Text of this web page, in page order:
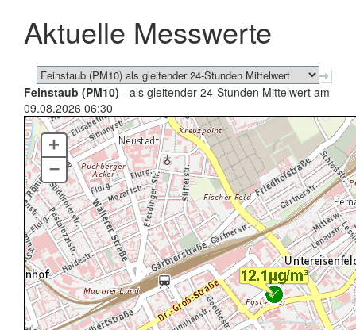
schließen
Aktuelle Messwerte
Feinstaub (PM10) - als gleitender 24-Stunden Mittelwert am
09.08.2026 06:30
+
–